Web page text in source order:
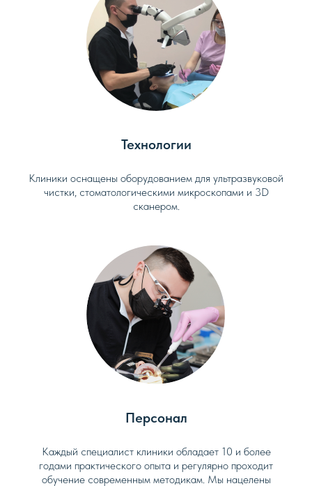
Технологии
Клиники оснащены оборудованием для ультразвуковой
чистки, стоматологическими микроскопами и 3D
сканером.
Персонал
Каждый специалист клиники обладает 10 и более
годами практического опыта и регулярно проходит
обучение современным методикам. Мы нацелены